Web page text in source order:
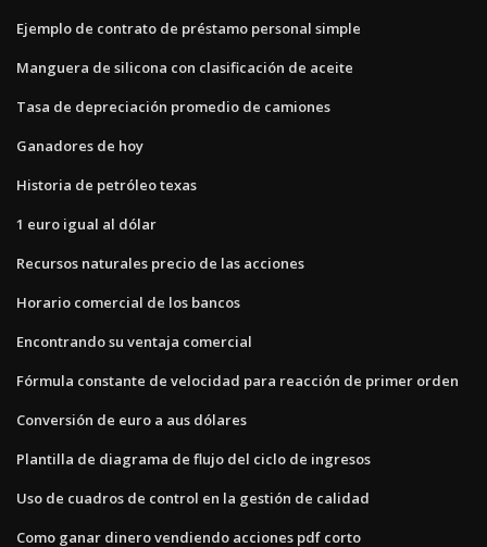
Ejemplo de contrato de préstamo personal simple
Manguera de silicona con clasificación de aceite
Tasa de depreciación promedio de camiones
Ganadores de hoy
Historia de petróleo texas
1 euro igual al dólar
Recursos naturales precio de las acciones
Horario comercial de los bancos
Encontrando su ventaja comercial
Fórmula constante de velocidad para reacción de primer orden
Conversión de euro a aus dólares
Plantilla de diagrama de flujo del ciclo de ingresos
Uso de cuadros de control en la gestión de calidad
Como ganar dinero vendiendo acciones pdf corto